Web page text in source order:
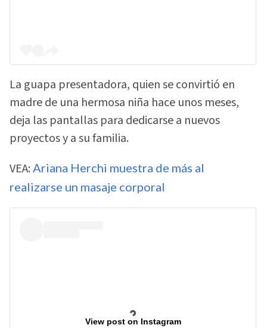
La guapa presentadora, quien se convirtió en
madre de una hermosa niña hace unos meses,
deja las pantallas para dedicarse a nuevos
proyectos y a su familia.
VEA: Ariana Herchi muestra de más al
realizarse un masaje corporal
View post on Instagram